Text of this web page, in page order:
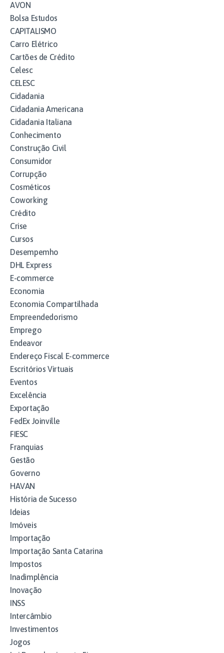
AVON
Bolsa Estudos
CAPITALISMO
Carro Elétrico
Cartões de Crédito
Celesc
CELESC
Cidadania
Cidadania Americana
Cidadania Italiana
Conhecimento
Construção Civil
Consumidor
Corrupção
Cosméticos
Coworking
Crédito
Crise
Cursos
Desempemho
DHL Express
E-commerce
Economia
Economia Compartilhada
Empreendedorismo
Emprego
Endeavor
Endereço Fiscal E-commerce
Escritórios Virtuais
Eventos
Excelência
Exportação
FedEx Joinville
FIESC
Franquias
Gestão
Governo
HAVAN
História de Sucesso
Ideias
Imóveis
Importação
Importação Santa Catarina
Impostos
Inadimplência
Inovação
INSS
Intercâmbio
Investimentos
Jogos